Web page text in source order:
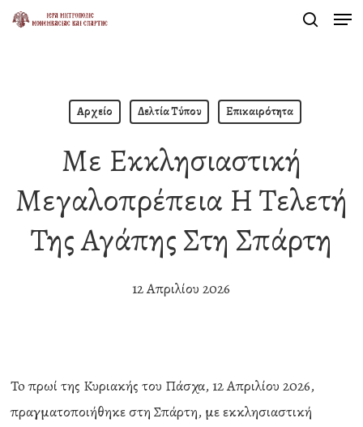
Skip
Αρχείο Δελτία Τύπου Επικαιρότητα
Με Εκκλησιαστική
Μεγαλοπρέπεια Η Τελετή
Της Αγάπης Στη Σπάρτη
12 Απριλίου 2026
To πρωί της Κυριακής του Πάσχα, 12 Απριλίου 2026,
πραγματοποιήθηκε στη Σπάρτη, με εκκλησιαστική